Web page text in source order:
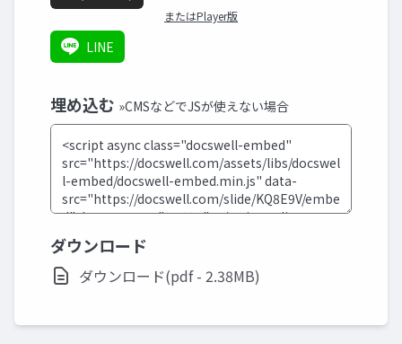
またはPlayer版
LINE
埋め込む »CMSなどでJSが使えない場合
ダウンロード
ダウンロード(pdf - 2.38MB)